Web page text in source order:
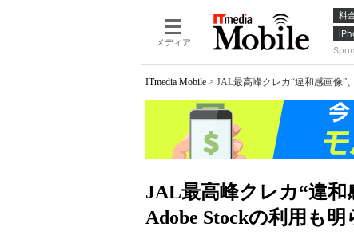
メディア
料
ITmedia Mobile > JAL最高峰クレカ“違和感画像
JAL最高峰クレカ“違
Adobe Stockの利用も明